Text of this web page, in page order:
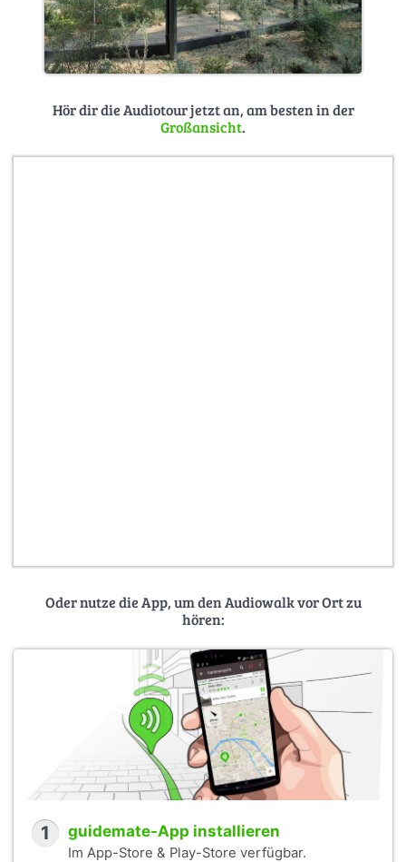
Hör dir die Audiotour jetzt an, am besten in der
Großansicht.
Oder nutze die App, um den Audiowalk vor Ort zu
hören:
1 guidemate-App installieren
Im App-Store & Play-Store verfügbar.